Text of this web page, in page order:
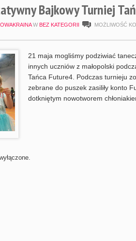
Bajkowy Turniej
W BEZ KATEGORII MOŻLIWOŚĆ
21 maja mogliśmy podziwiać
innych uczniów z małopolski
Tańca Future4. Podczas turnieju
zebrane do puszek zasiliły konto
dotkniętym nowotworem